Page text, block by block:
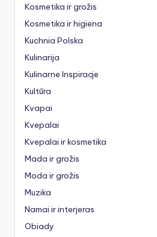
Kosmetika ir grožis
Kosmetika ir higiena
Kuchnia Polska
Kulinarija
Kulinarne Inspiracje
Kultūra
Kvapai
Kvepalai
Kvepalai ir kosmetika
Mada ir grožis
Moda ir grožis
Muzika
Namai ir interjeras
Obiady